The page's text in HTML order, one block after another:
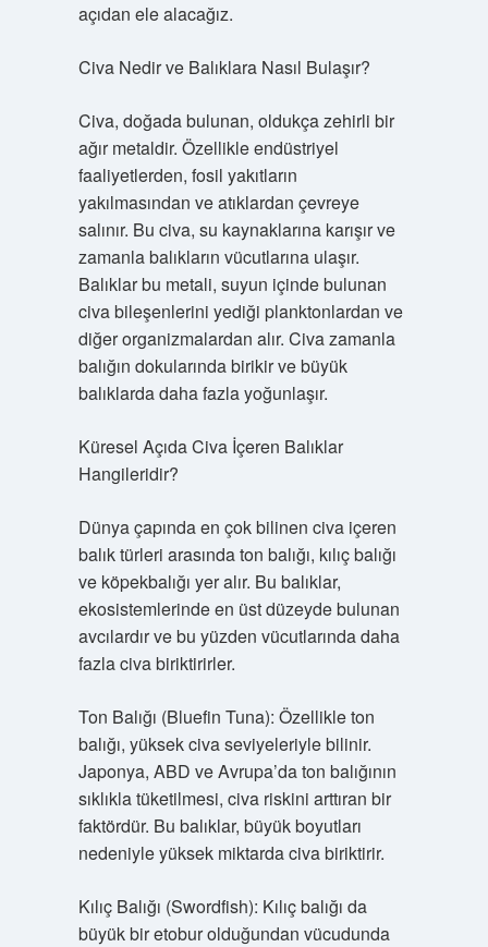
açıdan ele alacağız.
Civa Nedir ve Balıklara Nasıl Bulaşır?
Civa, doğada bulunan, oldukça zehirli bir
ağır metaldir. Özellikle endüstriyel
faaliyetlerden, fosil yakıtların
yakılmasından ve atıklardan çevreye
salınır. Bu civa, su kaynaklarına karışır ve
zamanla balıkların vücutlarına ulaşır.
Balıklar bu metali, suyun içinde bulunan
civa bileşenlerini yediği planktonlardan ve
diğer organizmalardan alır. Civa zamanla
balığın dokularında birikir ve büyük
balıklarda daha fazla yoğunlaşır.
Küresel Açıda Civa İçeren Balıklar
Hangileridir?
Dünya çapında en çok bilinen civa içeren
balık türleri arasında ton balığı, kılıç balığı
ve köpekbalığı yer alır. Bu balıklar,
ekosistemlerinde en üst düzeyde bulunan
avcılardır ve bu yüzden vücutlarında daha
fazla civa biriktirirler.
Ton Balığı (Bluefin Tuna): Özellikle ton
balığı, yüksek civa seviyeleriyle bilinir.
Japonya, ABD ve Avrupa’da ton balığının
sıklıkla tüketilmesi, civa riskini arttıran bir
faktördür. Bu balıklar, büyük boyutları
nedeniyle yüksek miktarda civa biriktirir.
Kılıç Balığı (Swordfish): Kılıç balığı da
büyük bir etobur olduğundan vücudunda